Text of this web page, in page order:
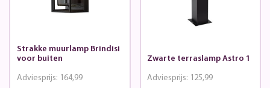
Strakke muurlamp Brindisi
voor buiten
Adviesprijs: 164,99
Zwarte terraslamp Astro 1
Adviesprijs: 125,99